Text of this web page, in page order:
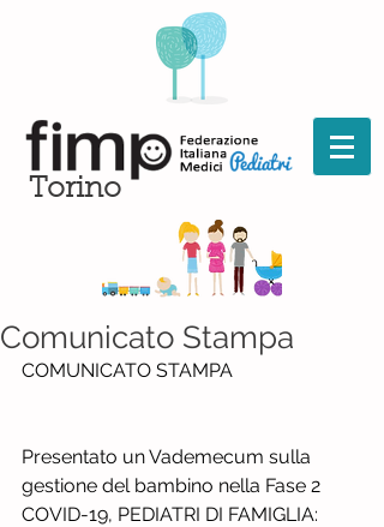
Torino
Comunicato Stampa
COMUNICATO STAMPA
Presentato un Vademecum sulla
gestione del bambino nella Fase 2
COVID-19, PEDIATRI DI FAMIGLIA: